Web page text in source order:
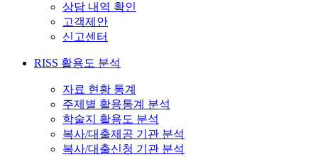
상담 내역 확인
고객제안
신고센터
RISS 활용도 분석
자료 현황 통계
주제별 활용통계 분석
학술지 활용도 분석
복사/대출제공 기관 분석
복사/대출신청 기관 분석